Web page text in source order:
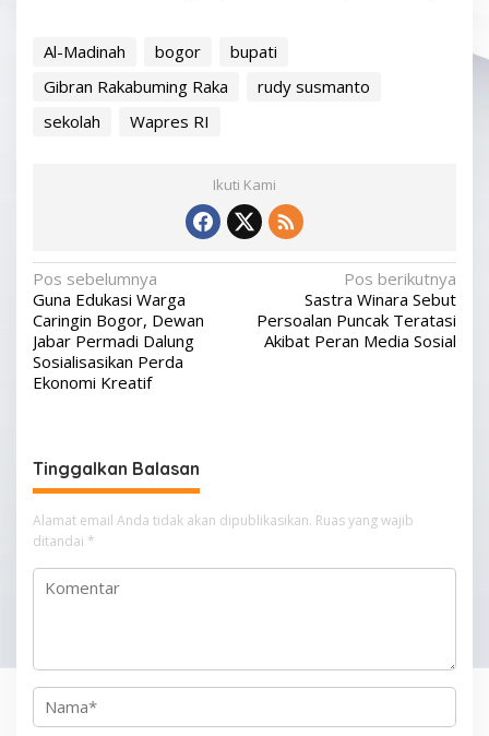
Al-Madinah bogor
bupati
Gibran Rakabuming Raka
rudy susmanto
sekolah
Wapres RI
Ikuti Kami
N
a
v
i
s
i
p
o
s
Pos sebelumnya
Guna Edukasi Warga
Caringin Bogor, Dewan
Jabar Permadi Dalung
Sosialisasikan Perda
Ekonomi Kreatif
Pos berikutnya
Sastra Winara Sebut
Persoalan Puncak Teratasi
Akibat Peran Media Sosial
Tinggalkan Balasan
Alamat email Anda tidak akan dipublikasikan. Ruas yang wajib
ditandai *